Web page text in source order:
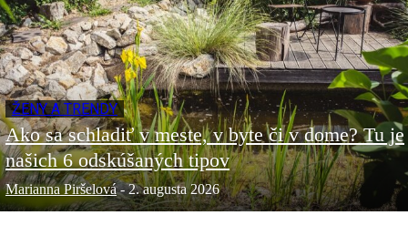
ŽENY A TRENDY
Ako sa schladiť v meste, v byte či v dome? Tu je
našich 6 odskúšaných tipov
Marianna Piršelová - 2. augusta 2026